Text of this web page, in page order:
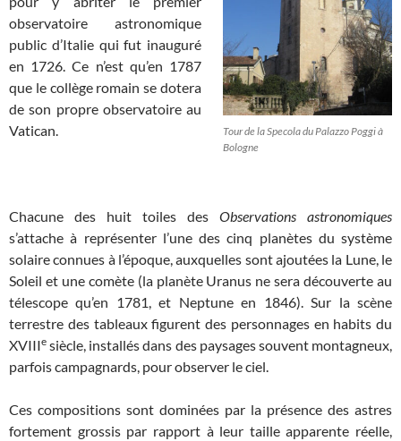
Tour de la Specola du Palazzo Poggi à
Bologne
observatoire astronomique
public d’Italie qui fut inauguré
en 1726. Ce n’est qu’en 1787
que le collège romain se dotera
de son propre observatoire au
Vatican.
Chacune des huit toiles des Observations astronomiques
s’attache à représenter l’une des cinq planètes du système
solaire connues à l’époque, auxquelles sont ajoutées la Lune, le
Soleil et une comète (la planète Uranus ne sera découverte au
télescope qu’en 1781, et Neptune en 1846). Sur la scène
terrestre des tableaux figurent des personnages en habits du
XVIIIe siècle, installés dans des paysages souvent montagneux,
parfois campagnards, pour observer le ciel.
Ces compositions sont dominées par la présence des astres
fortement grossis par rapport à leur taille apparente réelle,